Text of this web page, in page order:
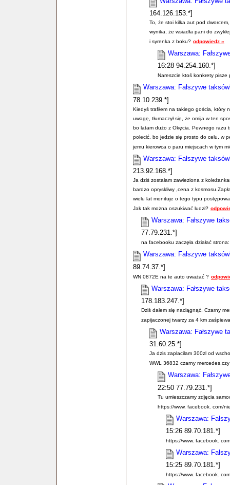
164.126.153.*]
To, że stoi kilka aut pod
wynika, że wsiadła pani do
i syrenka z boku? odpowiedz »
Warszawa:
16:28 94.254.160.*]
Nareszcie ktoś konkrety pisze
Warszawa: Fałszywe
78.10.239.*]
Kiedyś trafiłem na takiego gościa, który
uwagę, tłumaczył się, że omija w ten
bo latam dużo z Okęcia. Pewnego razu
polecić, bo jedzie się prosto do celu, w
jemu kierowca o paru miejscach w tym
Warszawa: Fałszywe
213.92.168.*]
Ja dziś zostałam zawieziona z
bardzo opryskliwy ,cena z
wielu lat monituje o tego typu
Jak tak można oszukiwać ludzi?
Warszawa: Fałszywe
77.79.231.*]
na facebooku zaczęła działać
Warszawa: Fałszywe
89.74.37.*]
WN 0872E na te auto uważać ?
Warszawa: Fałszywe
178.183.247.*]
Dziś dałem się naciągnąć. Czarny
zapijaczonej twarzy za 4 km
Warszawa: Fałszywe
31.60.25.*]
Ja dzis zaplacilam 300zl od
WWL 36832 czarny
Warszawa:
22:50 77.79.231.*]
Tu umieszczamy zdjęcia
https://www. facebook. com/
Warszawa:
15:26 89.70.181.*]
https://www. facebook.
Warszawa:
15:25 89.70.181.*]
https://www. facebook.